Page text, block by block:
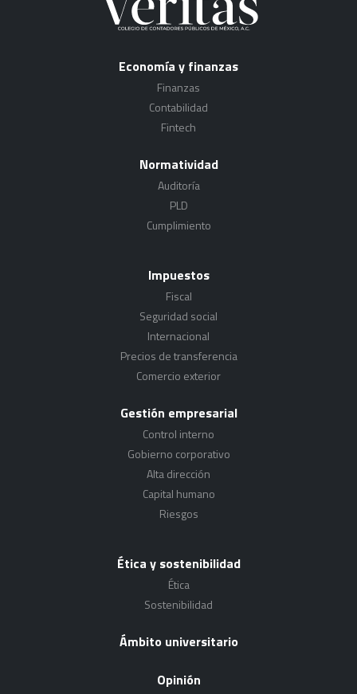
Economía y finanzas
Finanzas
Contabilidad
Fintech
Normatividad
Auditoría
PLD
Cumplimiento
Impuestos
Fiscal
Seguridad social
Internacional
Precios de transferencia
Comercio exterior
Gestión empresarial
Control interno
Gobierno corporativo
Alta dirección
Capital humano
Riesgos
Ética y sostenibilidad
Ética
Sostenibilidad
Ámbito universitario
Opinión